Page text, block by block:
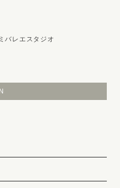
レエスタジオ